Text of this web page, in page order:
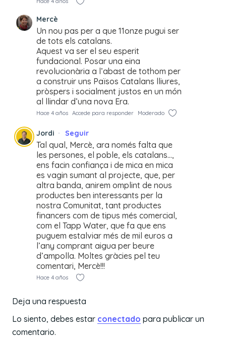
Mercè
Un nou pas per a que 11onze pugui ser
de tots els catalans.
Aquest va ser el seu esperit
fundacional. Posar una eina
revolucionària a l’abast de tothom per
a construir uns Països Catalans lliures,
pròspers i socialment justos en un món
al llindar d’una nova Era.
Hace 4 años Accede para responder Moderado
Jordi Seguir
Tal qual, Mercè, ara només falta que
les persones, el poble, els catalans…,
ens facin confiança i de mica en mica
es vagin sumant al projecte, que, per
altra banda, anirem omplint de nous
productes ben interessants per la
nostra Comunitat, tant productes
financers com de tipus més comercial,
com el Tapp Water, que fa que ens
puguem estalviar més de mil euros a
l’any comprant aigua per beure
d’ampolla. Moltes gràcies pel teu
comentari, Mercè!!!
Hace 4 años
Deja una respuesta
Lo siento, debes estar conectado para publicar un
comentario.